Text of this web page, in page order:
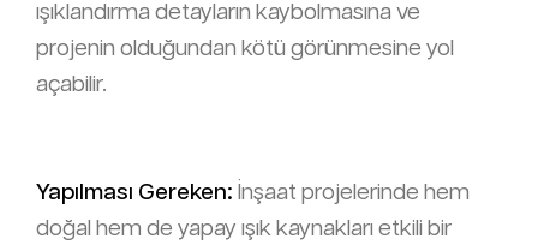
ışıklandırma detayların kaybolmasına ve
projenin olduğundan kötü görünmesine yol
açabilir.
Yapılması Gereken: İnşaat projelerinde hem
doğal hem de yapay ışık kaynakları etkili bir